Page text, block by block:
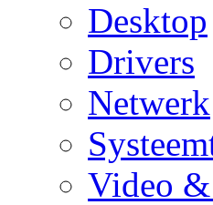
Desktop
Drivers
Netwerk
Video